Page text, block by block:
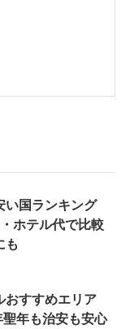
い国ランキング
ホテル代で比較
も
おすすめエリア
聖年も治安も安心